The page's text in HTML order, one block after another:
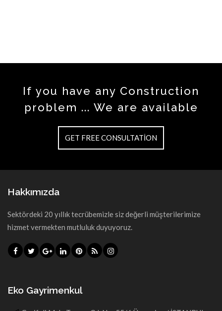
If you have any Construction
problem ... We are available
GET FREE CONSULTATION
Hakkımızda
Sektördeki 20 yıllık tecrübemizle siz değerli müşterilerimize
hizmet vermekten mutluluk duyuyoruz.
Eko Gayrimenkul